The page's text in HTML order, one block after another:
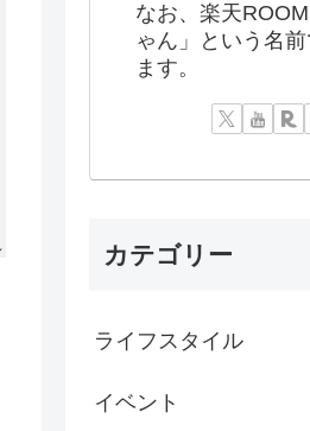
なお、楽天
ゃん」という名
ます。
カテゴリー
ライフスタイル
イベント